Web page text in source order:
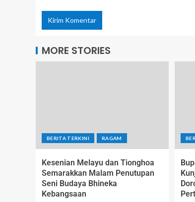
MORE STORIES
BERITA TERKINI RAGAM
Kesenian Melayu dan Tionghoa
Semarakkan Malam Penutupan
Seni Budaya Bhineka
Kebangsaan